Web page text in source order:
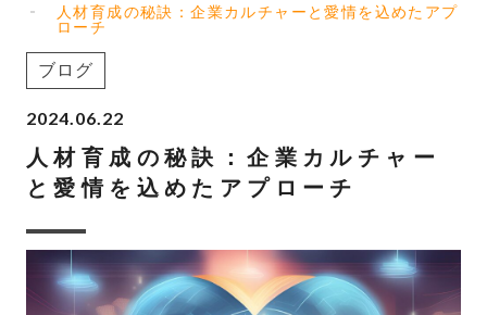
人材育成の秘訣：企業カルチャーと愛情を込めたアプ
ローチ
ブログ
2024.06.22
人材育成の秘訣：企業カルチャー
と愛情を込めたアプローチ